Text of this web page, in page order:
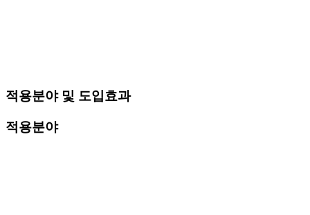
적용분야 및 도입효과
적용분야